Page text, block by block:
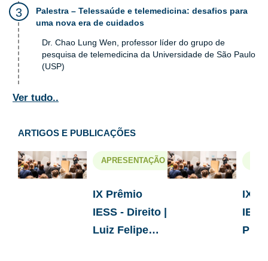
ARTIGOS E PUBLICAÇÕES
APRESENTAÇÃO
IX Prêmio
IESS - Direito |
Luiz Felipe
IX
Palestra – Telessaúde e telemedicina: desafios para
uma nova era de cuidados
Dr. Chao Lung Wen, professor líder do grupo de
pesquisa de telemedicina da Universidade de São Paulo
(USP)
Ver tudo..